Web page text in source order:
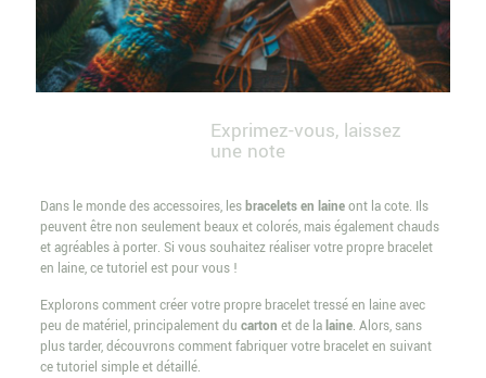
Exprimez-vous, laissez
une note
Dans le monde des accessoires, lesbracelets en laineont la cote. Ils
peuvent être non seulement beaux et colorés, mais également chauds
et agréables à porter. Si vous souhaitez réaliser votre propre bracelet
en laine, ce tutoriel est pour vous !
Explorons comment créer votre propre bracelet tressé en laine avec
peu de matériel, principalement du carton et de lalaine. Alors, sans
plus tarder, découvrons comment fabriquer votre bracelet en suivant
ce tutoriel simple et détaillé.